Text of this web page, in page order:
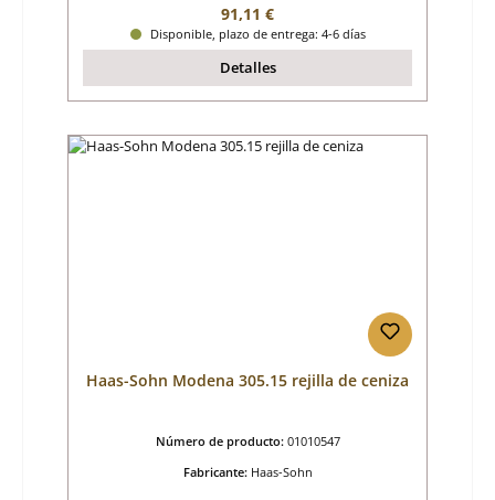
Precio normal:
91,11 €
Disponible, plazo de entrega: 4-6 días
Detalles
Haas-Sohn Modena 305.15 rejilla de ceniza
Número de producto: 01010547
Fabricante: Haas-Sohn